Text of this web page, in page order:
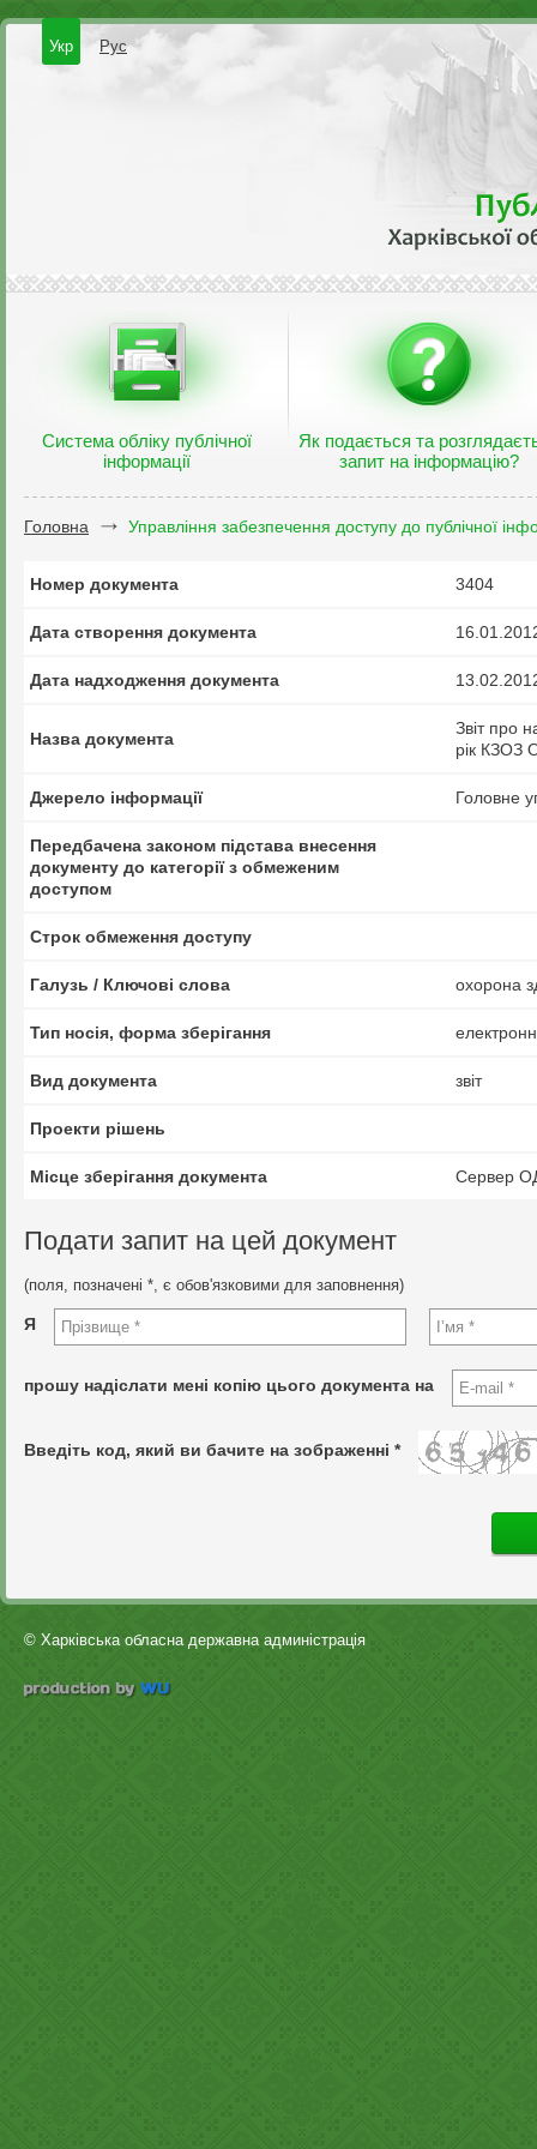
Укр Рус
Система обліку публічної
інформації
Як подається та
запит на інформацію?
Головна Управління забезпечення доступу до публічної
Номер документа 3404
Дата створення документа
Дата надходження документа
Назва документа
Звіт про
рік КЗОЗ
Джерело інформації Головне
Передбачена законом підстава внесення
документу до категорії з обмеженим
доступом
Строк обмеження доступу
Галузь / Ключові слова охорона
Тип носія, форма зберігання
Вид документа звіт
Проекти рішень
Місце зберігання документа Сервер
Подати запит на цей документ
(поля, позначені *, є обов'язковими для заповнення)
Я
прошу надіслати мені копію цього документа на
Введіть код, який ви бачите на зображенні *
© Харківська обласна державна админістрація